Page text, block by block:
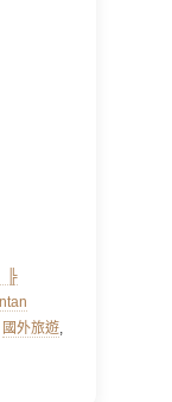
╠
國外旅遊,